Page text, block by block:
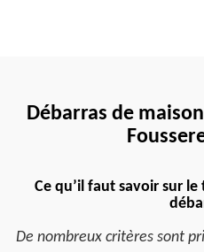
Débarras de
Ce qu’il faut savoir sur
De nombreux critères sont